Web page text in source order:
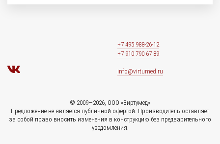
+7 495 988-26-12
+7 910 790 67 89
info@virtumed.ru
© 2009—2026, ООО «Виртумед»
Предложение не является публичной офертой. Производитель оставляет
за собой право вносить изменения в конструкцию без предварительного
уведомления.